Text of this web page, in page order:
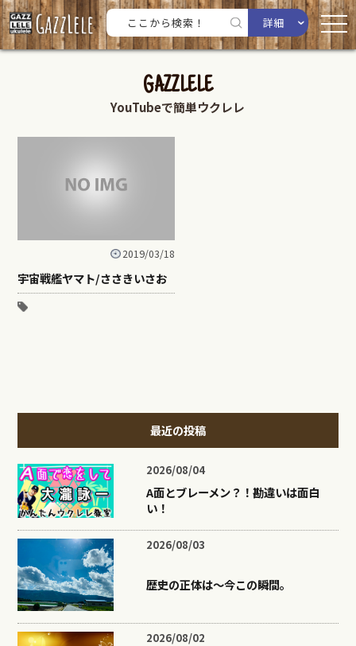
詳細
GAZZLELE
YouTubeで簡単ウクレレ
2019/03/18
宇宙戦艦ヤマト/ささきいさお
最近の投稿
2026/08/04
A面とブレーメン？！勘違いは面白
い！
2026/08/03
歴史の正体は〜今この瞬間。
2026/08/02